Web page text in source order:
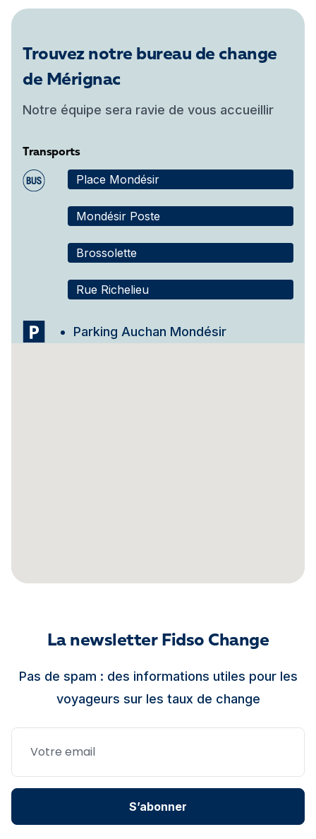
Trouvez notre bureau de change
de Mérignac
Notre équipe sera ravie de vous accueillir
Transports
Place Mondésir
Mondésir Poste
Brossolette
Rue Richelieu
Parking Auchan Mondésir
La newsletter Fidso Change
Pas de spam : des informations utiles pour les
voyageurs sur les taux de change
S’abonner